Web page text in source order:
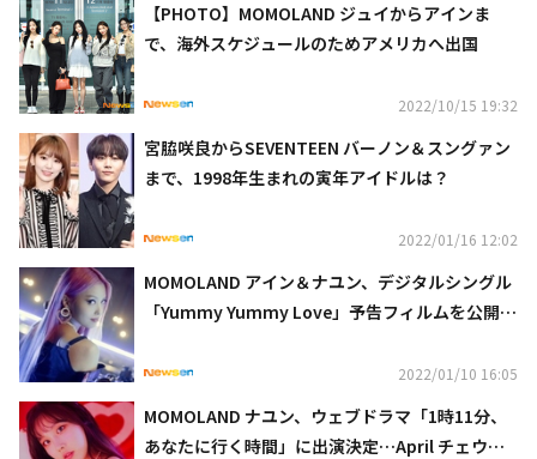
【PHOTO】MOMOLAND ジュイからアインま
で、海外スケジュールのためアメリカへ出国
2022/10/15 19:32
宮脇咲良からSEVENTEEN バーノン＆スングァン
まで、1998年生まれの寅年アイドルは？
2022/01/16 12:02
MOMOLAND アイン＆ナユン、デジタルシングル
「Yummy Yummy Love」予告フィルムを公開…
2022/01/10 16:05
MOMOLAND ナユン、ウェブドラマ「1時11分、
あなたに行く時間」に出演決定…April チェウォ